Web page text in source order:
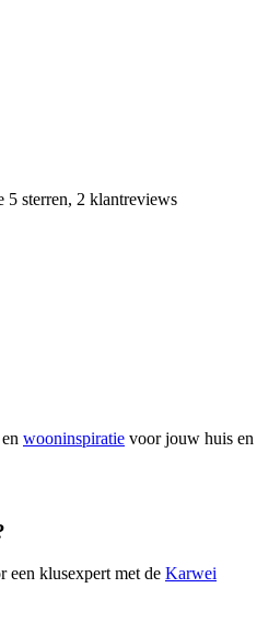
5 sterren, 2 klantreviews
en wooninspiratie voor jouw huis en
een klusexpert met de Karwei